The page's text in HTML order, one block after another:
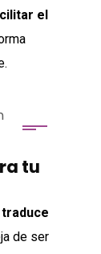
el
tu
de ser